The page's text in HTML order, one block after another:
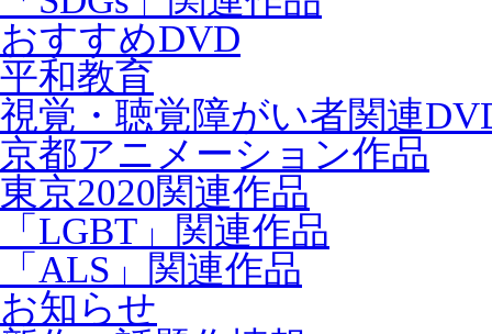
おすすめDVD
平和教育
視覚・聴覚障がい者関連
京都アニメーション作品
東京2020関連作品
「LGBT」関連作品
「ALS」関連作品
お知らせ